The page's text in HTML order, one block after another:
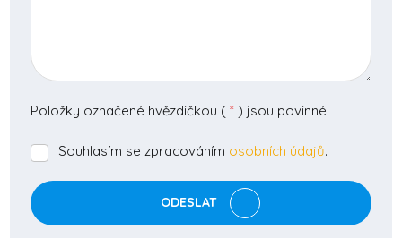
Položky označené hvězdičkou ( * ) jsou povinné.
Souhlasím
zpracováním
osobních
údajů.
Souhlasím se zpracováním osobních údajů.
ODESLAT